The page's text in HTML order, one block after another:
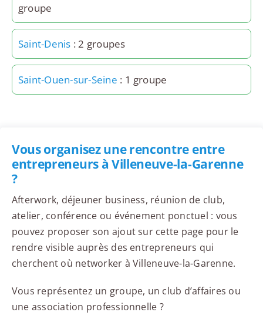
groupe
Saint-Denis : 2 groupes
Saint-Ouen-sur-Seine : 1 groupe
Vous organisez une rencontre entre
entrepreneurs à Villeneuve-la-Garenne
?
Afterwork, déjeuner business, réunion de club,
atelier, conférence ou événement ponctuel : vous
pouvez proposer son ajout sur cette page pour le
rendre visible auprès des entrepreneurs qui
cherchent où networker à Villeneuve-la-Garenne.
Vous représentez un groupe, un club d’affaires ou
une association professionnelle ?